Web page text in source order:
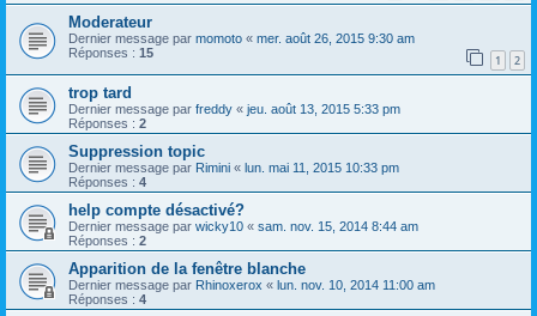
Moderateur
Dernier message par momoto « mer. août 26, 2015 9:30 am
Réponses : 15 1 2
trop tard
Dernier message par freddy « jeu. août 13, 2015 5:33 pm
Réponses : 2
Suppression topic
Dernier message par Rimini « lun. mai 11, 2015 10:33 pm
Réponses : 4
help compte désactivé?
Dernier message par wicky10 « sam. nov. 15, 2014 8:44 am
Réponses : 2
Apparition de la fenêtre blanche
Dernier message par Rhinoxerox « lun. nov. 10, 2014 11:00 am
Réponses : 4